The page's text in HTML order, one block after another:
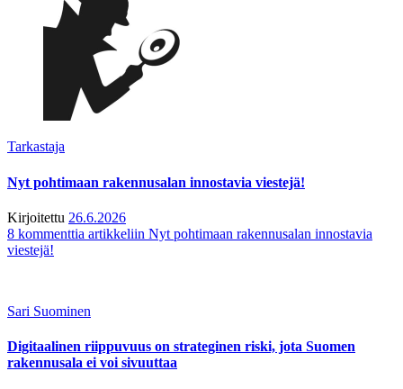
Tarkastaja
Nyt pohtimaan rakennusalan innostavia viestejä!
Kirjoitettu 26.6.2026
8 kommenttia artikkeliin Nyt pohtimaan rakennusalan innostavia
viestejä!
Sari Suominen
Digitaalinen riippuvuus on strateginen riski, jota Suomen
rakennusala ei voi sivuuttaa